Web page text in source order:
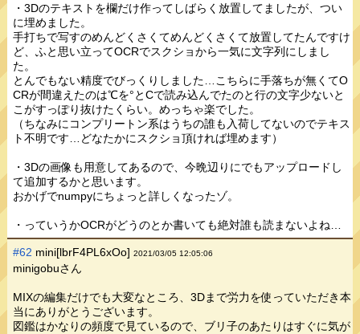
・3Dのテキストを欄だけ作ってしばらく放置してましたが、つい
に埋めました。
手打ちで写すのめんどくさくてめんどくさくて放置してたんですけ
ど、ふと思い立ってOCRでスクショから一気に文字列にしまし
た。
とんでもない精度でびっくりしました…こちらに手落ちが無くてO
CRが間違えたのは℃を°とCで読み込んでたのと行の文字少ないと
こがすっぽり抜けたくらい。めっちゃ楽でした。
（ちなみにコンプリートン系はうちの誰も入荷してないのでテキス
ト不明です…どなたかにスクショ頂ければ埋めます）
・3Dの画像も用意してあるので、今晩辺りにでもアップロードし
て追加するかと思います。
おかげでnumpyにちょっと詳しくなったゾ。
・っていうかOCRがどうのとか書いても絶対誰も読まないよね…
#62 mini[lbrF4PL6xOo]2021/03/05 12:05:06
minigobuさん
MIXの編集だけでも大変なところ、3Dまで労力を使っていただき本
当にありがとうございます。
図鑑はかなりの頻度で見ているので、ブリ子のあたりはすぐに気が